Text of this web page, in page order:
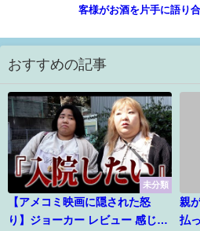
客様がお酒を片手に語り
おすすめの記事
未分類
【アメコミ映画に隠された怒
り】ジョーカー レビュー 感じた
親
払